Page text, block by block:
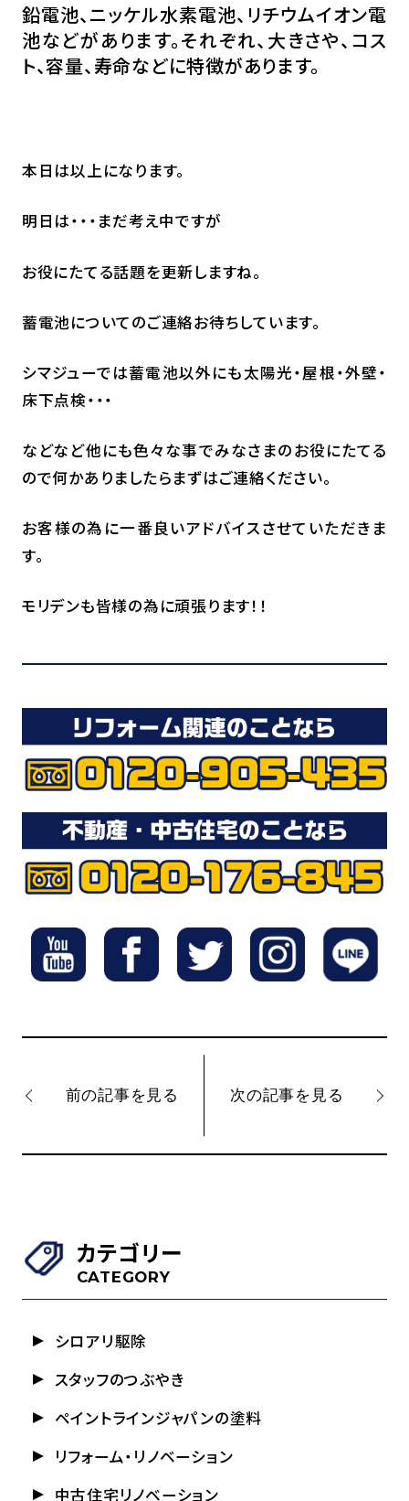
鉛電池、ニッケル水素電池、リチウムイオン電
池などがあります。それぞれ、大きさや、コス
ト、容量、寿命などに特徴があります。
本日は以上になります。
明日は・・・まだ考え中ですが
お役にたてる話題を更新しますね。
蓄電池についてのご連絡お待ちしています。
シマジューでは蓄電池以外にも太陽光・屋根・外壁・
床下点検・・・
などなど他にも色々な事でみなさまのお役にたてる
ので何かありましたらまずはご連絡ください。
お客様の為に一番良いアドバイスさせていただきま
す。
モリデンも皆様の為に頑張ります！！
前の記事を見る 次の記事を見る
カテゴリー
CATEGORY
シロアリ駆除
スタッフのつぶやき
ペイントラインジャパンの塗料
リフォーム・リノベーション
中古住宅リノベーション